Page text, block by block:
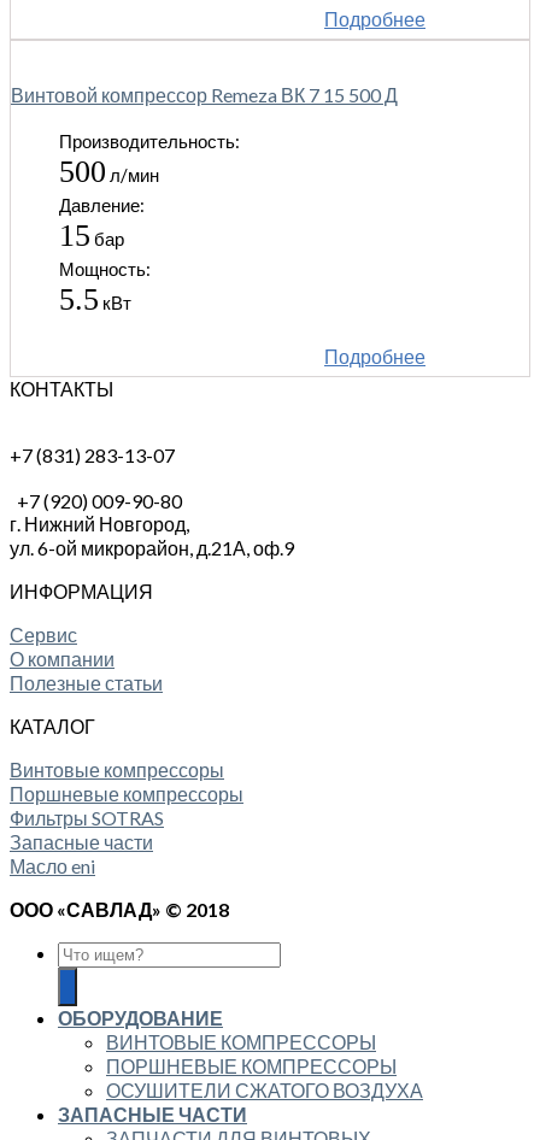
Подробнее
Винтовой компрессор Remeza ВК 7 15 500 Д
Производительность:
500 л/мин
Давление:
15 бар
Мощность:
5.5 кВт
Подробнее
КОНТАКТЫ
+7 (831) 283-13-07
+7 (920) 009-90-80
г. Нижний Новгород,
ул. 6-ой микрорайон, д.21А, оф.9
ИНФОРМАЦИЯ
Сервис
О компании
Полезные статьи
КАТАЛОГ
Винтовые компрессоры
Поршневые компрессоры
Фильтры SOTRAS
Запасные части
Масло eni
ООО «САВЛАД» © 2018
ОБОРУДОВАНИЕ
ВИНТОВЫЕ КОМПРЕССОРЫ
ПОРШНЕВЫЕ КОМПРЕССОРЫ
ОСУШИТЕЛИ СЖАТОГО ВОЗДУХА
ЗАПАСНЫЕ ЧАСТИ